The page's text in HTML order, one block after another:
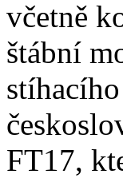
včetně
štábní
FT17,